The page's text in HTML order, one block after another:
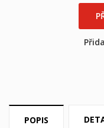
POPIS
Můj
Musíte být
svého seznamu